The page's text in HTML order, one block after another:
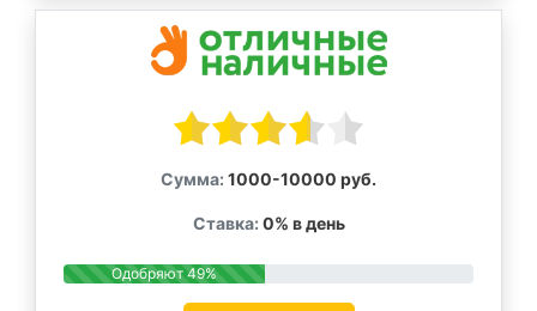
Сумма: 1000-10000 руб.
Ставка: 0% в день
Одобряют 49%